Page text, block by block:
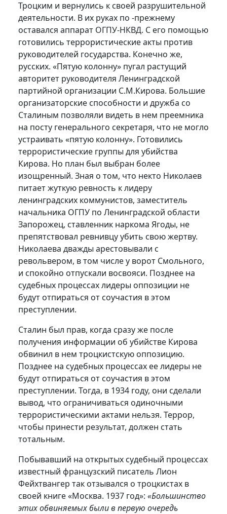
Троцким и вернулись к своей разрушительной
деятельности. В их руках по -прежнему
оставался аппарат ОГПУ-НКВД. С его помощью
готовились террористические акты против
руководителей государства. Конечно же,
русских. «Пятую колонну» пугал растущий
авторитет руководителя Ленинградской
партийной организации С.М.Кирова. Большие
организаторские способности и дружба со
Сталиным позволяли видеть в нем преемника
на посту генерального секретаря, что не могло
устраивать «пятую колонну». Готовились
террористические группы для убийства
Кирова. Но план был выбран более
изощренный. Зная о том, что некто Николаев
питает жуткую ревность к лидеру
ленинградских коммунистов, заместитель
начальника ОГПУ по Ленинградской области
Запорожец, ставленник наркома Ягоды, не
препятствовал ревнивцу убить свою жертву.
Николаева дважды арестовывали с
револьвером, в том числе у ворот Смольного,
и спокойно отпускали восвояси. Позднее на
судебных процессах лидеры оппозиции не
будут отпираться от соучастия в этом
преступлении.
Сталин был прав, когда сразу же после
получения информации об убийстве Кирова
обвинил в нем троцкистскую оппозицию.
Позднее на судебных процессах ее лидеры не
будут отпираться от соучастия в этом
преступлении. Тогда, в 1934 году, они сделали
вывод, что ограничиваться одиночными
террористическими актами нельзя. Террор,
чтобы принести результат, должен стать
тотальным.
Побывавший на открытых судебный процессах
известный французский писатель Лион
Фейхтвангер так отзывался о троцкистах в
своей книге «Москва. 1937 год»: «Большинство
этих обвиняемых были в первую очередь